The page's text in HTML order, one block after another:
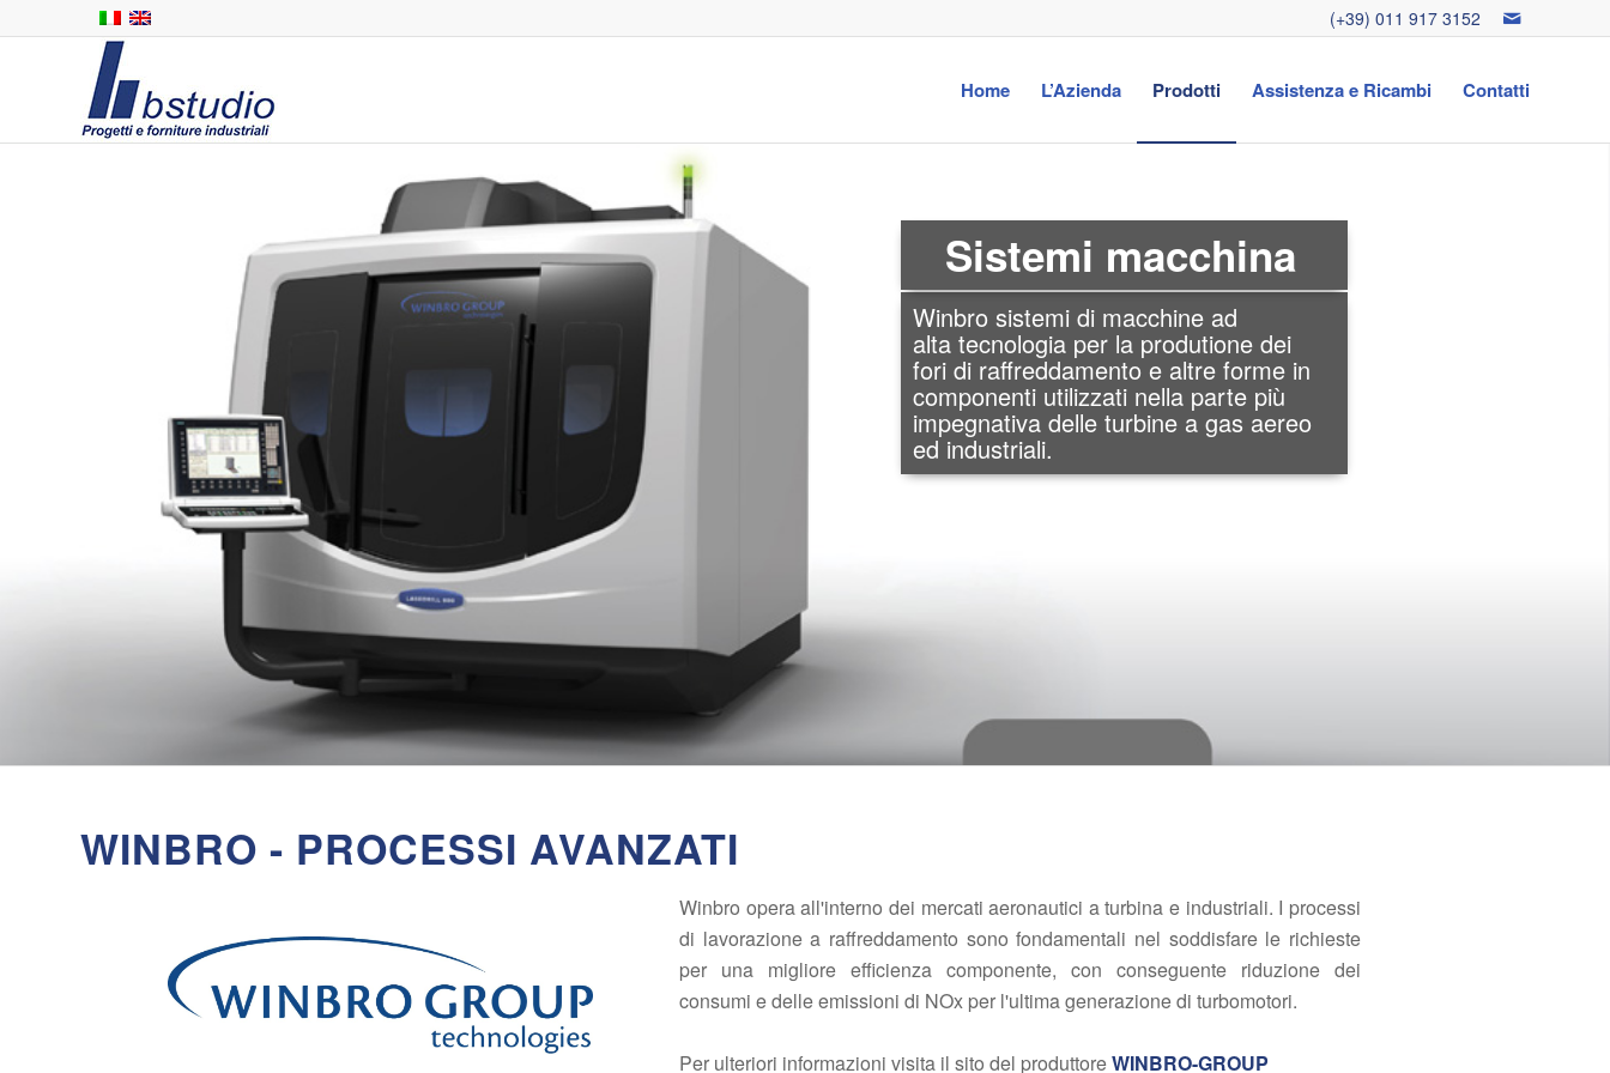
(+39) 011 917 3152
Home L’Azienda Prodotti Assistenza e Ricambi Contatti
Sistemi macchina
Winbro sistemi di macchine ad
alta tecnologia per la produtione dei
fori di raffreddamento e altre forme in
componenti utilizzati nella parte più
impegnativa delle turbine a gas aereo
ed industriali.
La miglior tecnologia EDM
I processi di lavorazione non convenzionali
Winbro includono: Foratura alta velocità EDM,
Foratura Laser, taglio e ECM
WINBRO - PROCESSI AVANZATI
Winbro opera all'interno dei mercati aeronautici a turbina e industriali. I processi
di lavorazione a raffreddamento sono fondamentali nel soddisfare le richieste
per una migliore efficienza componente, con conseguente riduzione dei
consumi e delle emissioni di NOx per l'ultima generazione di turbomotori.
Per ulteriori informazioni visita il sito del produttoreWINBRO-GROUP